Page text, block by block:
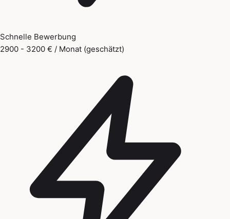
Schnelle Bewerbung
2900 - 3200 € / Monat (geschätzt)